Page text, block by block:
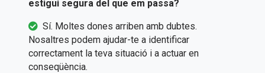
estigui segura del que em passa?
Sí. Moltes dones arriben amb dubtes.
Nosaltres podem ajudar-te a identificar
correctament la teva situació i a actuar en
conseqüència.